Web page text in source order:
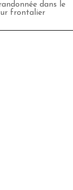
dans le
frontalier